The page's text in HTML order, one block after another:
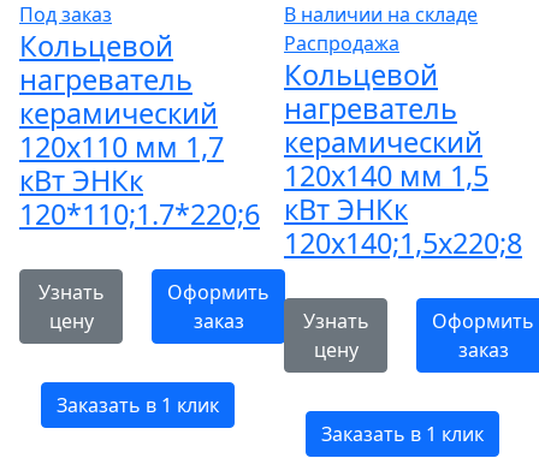
Под заказ
Кольцевой
нагреватель
керамический
120х110 мм 1,7
кВт ЭНКк
120*110;1.7*220;6
Узнать
цену
Оформить
заказ
Заказать в 1 клик
В наличии на складе
Распродажа
Кольцевой
нагреватель
керамический
120х140 мм 1,5
кВт ЭНКк
120x140;1,5x220;8
Узнать
цену
Оформить
заказ
Заказать в 1 клик